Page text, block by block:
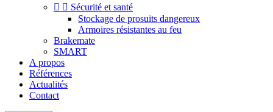
  Sécurité et santé
Stockage de prosuits dangereux
Armoires résistantes au feu
Brakemate
SMART
A propos
Références
Actualités
Contact